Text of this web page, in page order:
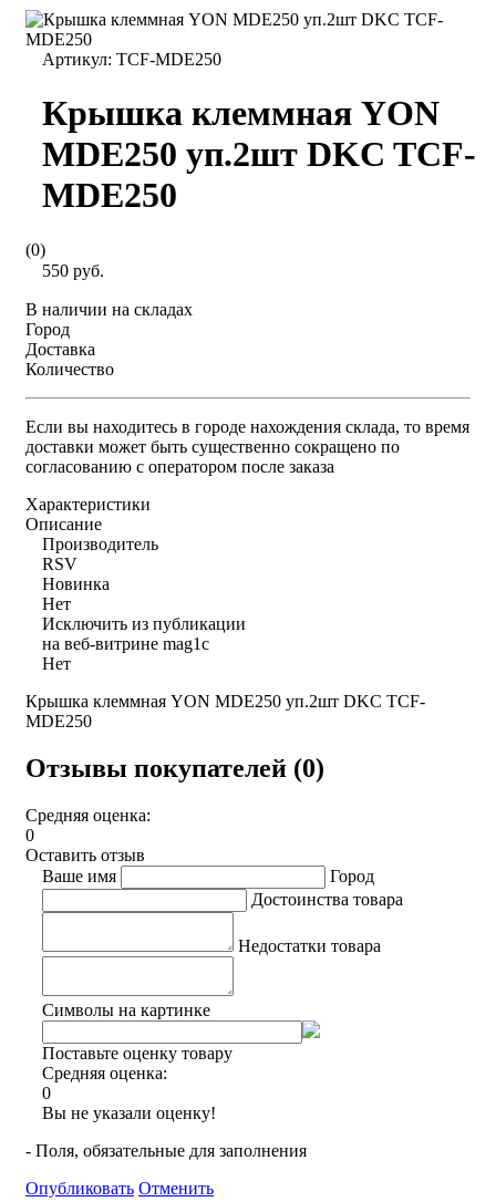
Артикул: TCF-MDE250
Крышка клеммная YON
MDE250 уп.2шт DKC TCF-
MDE250
(0)
550 руб.
В наличии на складах
Город
Доставка
Количество
Если вы находитесь в городе нахождения склада, то время
доставки может быть существенно сокращено по
согласованию с оператором после заказа
Характеристики
Описание
Производитель
RSV
Новинка
Нет
Исключить из публикации
на веб-витрине mag1c
Нет
Крышка клеммная YON MDE250 уп.2шт DKC TCF-
MDE250
Отзывы покупателей (0)
Средняя оценка:
0
Оставить отзыв
Ваше имя
Город
Достоинства товара
Недостатки товара
Символы на картинке
Поставьте оценку товару
Средняя оценка:
0
Вы не указали оценку!
- Поля, обязательные для заполнения
Опубликовать Отменить